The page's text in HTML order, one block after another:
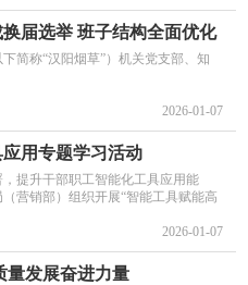
届选举 班子结构全面优化
简称“汉阳烟草”）机关党支部、知
2026-01-07
用专题学习活动
提升干部职工智能化工具应用能
营销部）组织开展“智能工具赋能高
2026-01-07
量发展奋进力量